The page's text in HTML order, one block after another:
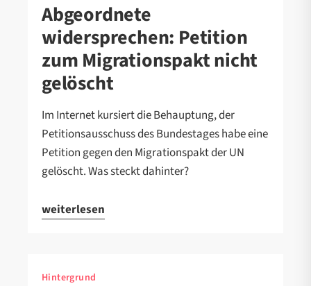
Abgeordnete
widersprechen: Petition
zum Migrationspakt nicht
gelöscht
Im Internet kursiert die Behauptung, der
Petitionsausschuss des Bundestages habe eine
Petition gegen den Migrationspakt der UN
gelöscht. Was steckt dahinter?
weiterlesen
Hintergrund